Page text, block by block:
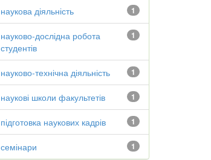
1
наукова діяльність
1
науково-дослідна робота
студентів
1
науково-технічна діяльність
1
наукові школи факультетів
1
підготовка наукових кадрів
1
семінари